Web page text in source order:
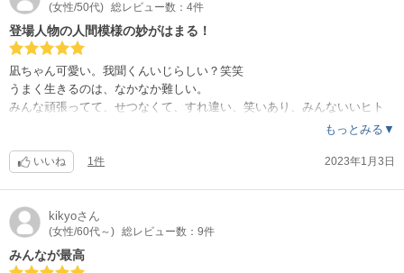
(女性/50代) 総レビュー数：4件
登場人物の人間模様の妙がはまる！
凪ちゃん可愛い。我聞くんいじらしい？笑笑
うまく生きるのは、なかなか難しい。
みんな頑張ってて、せつなくて、すれ違い、笑いあり、みんないいヒト
で、心暖かいシーンもありの盛りだくさんの人間模様。ハマりました。
もっとみる▼
いいね 1件 2023年1月3日
kikyoさん
(女性/60代～) 総レビュー数：9件
みんなが最高